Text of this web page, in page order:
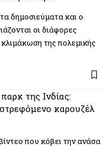
δημοσιεύματα και ο
οι διάφορες
κλιμάκωση της πολεμικής
της Ινδίας:
καρουζέλ
που κόβει την ανάσα